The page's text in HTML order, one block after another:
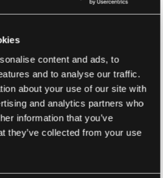
content and ads, to
and to analyse our traffic.
about your use of our site with
and analytics partners who
information that you’ve
they’ve collected from your use
Diese Immersionsstufe kann
für Trainingsanwendungen
zu üben, da es den
sich vollständig mit dem
und
Erfahrungen zu sammeln.
ist das Maß an Realismus